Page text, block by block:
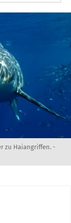
zu Haiangriffen. -